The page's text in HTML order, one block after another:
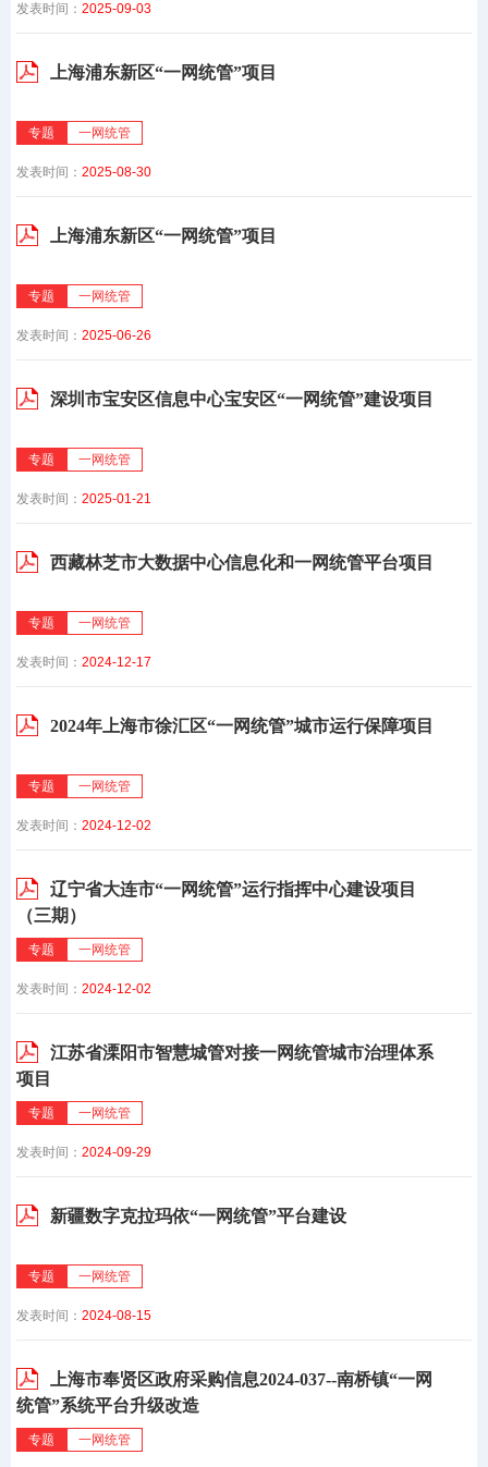
发表时间： 2025-09-03
上海浦东新区“一网统管”项目
专题 一网统管
发表时间： 2025-08-30
上海浦东新区“一网统管”项目
专题 一网统管
发表时间： 2025-06-26
深圳市宝安区信息中心宝安区“一网统管”建设项目
专题 一网统管
发表时间： 2025-01-21
西藏林芝市大数据中心信息化和一网统管平台项目
专题 一网统管
发表时间： 2024-12-17
2024年上海市徐汇区“一网统管”城市运行保障项目
专题 一网统管
发表时间： 2024-12-02
辽宁省大连市“一网统管”运行指挥中心建设项目
（三期）
专题 一网统管
发表时间： 2024-12-02
江苏省溧阳市智慧城管对接一网统管城市治理体系
项目
专题 一网统管
发表时间： 2024-09-29
新疆数字克拉玛依“一网统管”平台建设
专题 一网统管
发表时间： 2024-08-15
上海市奉贤区政府采购信息2024-037--南桥镇“一网
统管”系统平台升级改造
专题 一网统管